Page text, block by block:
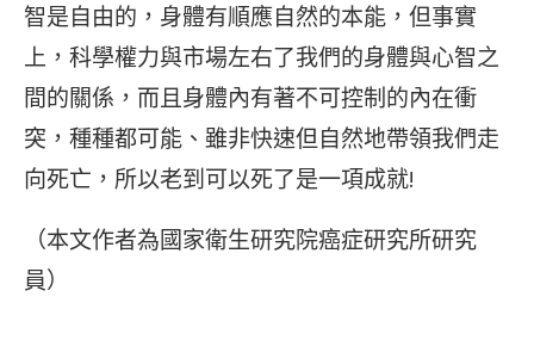
智是自由的，身體有順應自然的本能，但事實
上，科學權力與市場左右了我們的身體與心智之
間的關係，而且身體內有著不可控制的內在衝
突，種種都可能、雖非快速但自然地帶領我們走
向死亡，所以老到可以死了是一項成就!
（本文作者為國家衛生研究院癌症研究所研究
員）